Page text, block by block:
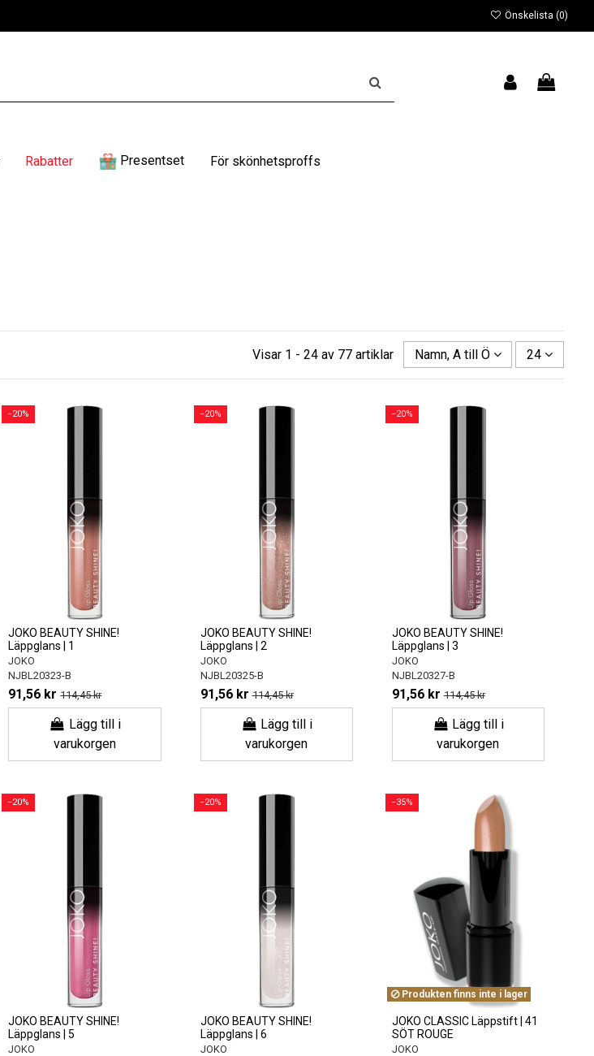
Önskelista (0)
Rabatter Presentset För skönhetsproffs
Visar 1 - 24 av 77 artiklar Namn, A till Ö 24
−20%
JOKO BEAUTY SHINE!
Läppglans | 1
JOKO
NJBL20323-B
91,56 kr 114,45 kr
Lägg till i
varukorgen
−20%
JOKO BEAUTY SHINE!
Läppglans | 2
JOKO
NJBL20325-B
91,56 kr 114,45 kr
Lägg till i
varukorgen
−20%
JOKO BEAUTY SHINE!
Läppglans | 3
JOKO
NJBL20327-B
91,56 kr 114,45 kr
Lägg till i
varukorgen
−20%
JOKO BEAUTY SHINE!
Läppglans | 5
JOKO
−20%
JOKO BEAUTY SHINE!
Läppglans | 6
JOKO
−35%
Produkten finns inte i lager
JOKO CLASSIC Läppstift | 41
SÖT ROUGE
JOKO